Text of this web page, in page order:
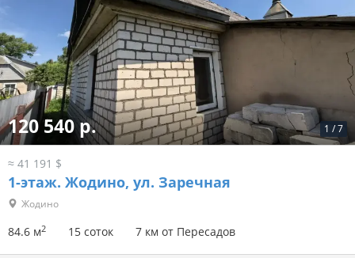
1 /7
120 540 р.
≈ 41 191 $
1-этаж. Жодино, ул. Заречная
Жодино
84.6 м2 15 соток 7 км от Пересадов